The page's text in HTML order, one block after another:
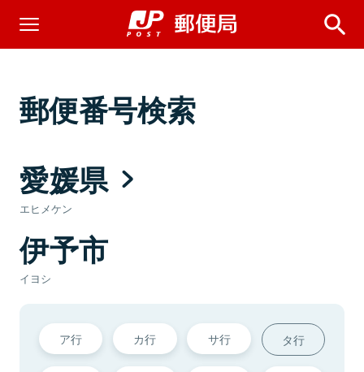
郵便番号検索
愛媛県
エヒメケン
伊予市
イヨシ
ア行 カ行 サ行 タ行